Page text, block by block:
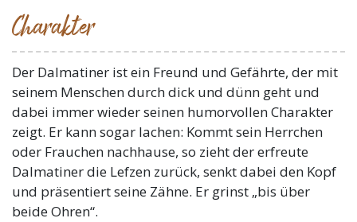
Charakter
Der Dalmatiner ist ein Freund und Gefährte, der mit
seinem Menschen durch dick und dünn geht und
dabei immer wieder seinen humorvollen Charakter
zeigt. Er kann sogar lachen: Kommt sein Herrchen
oder Frauchen nachhause, so zieht der erfreute
Dalmatiner die Lefzen zurück, senkt dabei den Kopf
und präsentiert seine Zähne. Er grinst „bis über
beide Ohren“.